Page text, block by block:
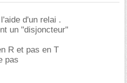
d'un relai .
un "disjoncteur"
R et pas en T
pas